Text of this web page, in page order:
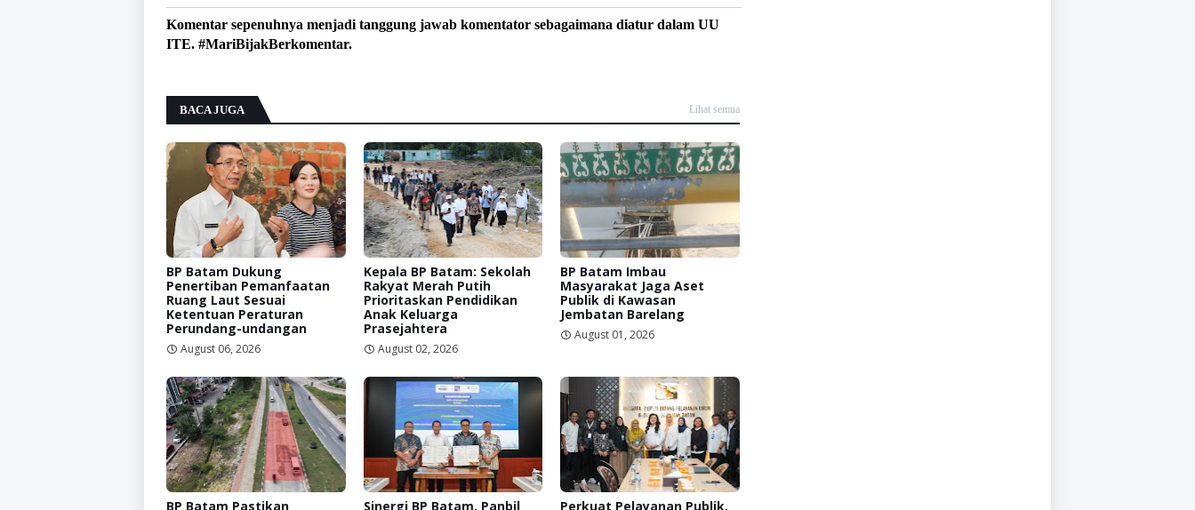
Komentar sepenuhnya menjadi tanggung jawab komentator sebagaimana diatur dalam UU
ITE. #MariBijakBerkomentar.
BACA JUGA Lihat semua
BP Batam Dukung
Penertiban Pemanfaatan
Ruang Laut Sesuai
Ketentuan Peraturan
Perundang-undangan
August 06, 2026
Kepala BP Batam: Sekolah
Rakyat Merah Putih
Prioritaskan Pendidikan
Anak Keluarga
Prasejahtera
August 02, 2026
BP Batam Imbau
Masyarakat Jaga Aset
Publik di Kawasan
Jembatan Barelang
August 01, 2026
BP Batam Pastikan Sinergi BP Batam, Panbil Perkuat Pelayanan Publik,